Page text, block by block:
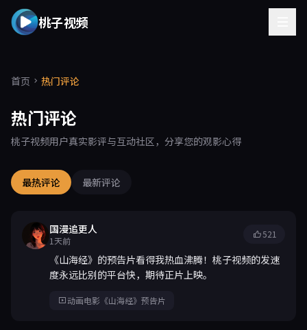
桃子视频
首页 热门评论
热门评论
桃子视频用户真实影评与互动社区，分享您的观影心得
最热评论 最新评论
国漫追更人
1天前
521
《山海经》的预告片看得我热血沸腾！桃子视频的发速
度永远比别的平台快，期待正片上映。
动画电影《山海经》预告片